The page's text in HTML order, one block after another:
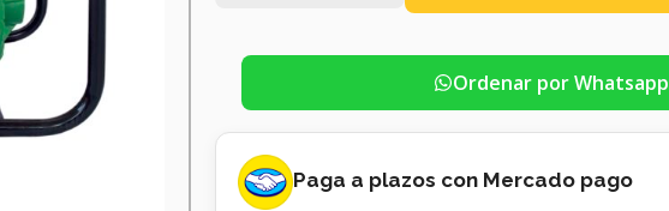
Ordenar por Whatsapp
Paga a plazos con Mercado pago